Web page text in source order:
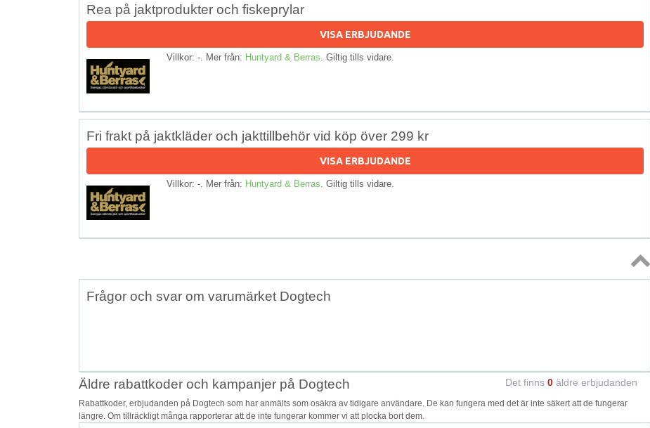
Rea på jaktprodukter och fiskeprylar
VISA ERBJUDANDE
Villkor: -. Mer från: Huntyard & Berras . Giltig tills vidare.
Fri frakt på jaktkläder och jakttillbehör vid köp över 299 kr
VISA ERBJUDANDE
Villkor: -. Mer från: Huntyard & Berras . Giltig tills vidare.
Topp
Frågor och svar om varumärket Dogtech
Äldre rabattkoder och kampanjer på Dogtech Det finns 0 äldre erbjudanden
Rabattkoder, erbjudanden på Dogtech som har anmälts som osäkra av tidigare användare. De kan fungera med det är inte säkert att de fungerar
längre. Om tillräckligt många rapporterar att de inte fungerar kommer vi att plocka bort dem.